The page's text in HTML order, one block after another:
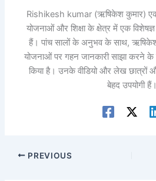
Rishikesh kumar (ऋषिकेश कुमार)
योजनाओं और शिक्षा के क्षेत्र में एक
हैं। पांच सालों के अनुभव के साथ,
योजनाओं पर गहन जानकारी साझा करने
किया है। उनके वीडियो और लेख छात्रों
बेहद उपयोगी हैं।
PREVIOUS